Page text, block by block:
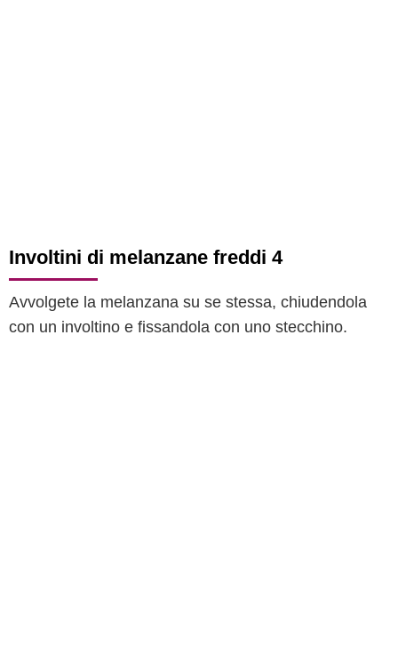
Involtini di melanzane freddi 4
Avvolgete la melanzana su se stessa, chiudendola
con un involtino e fissandola con uno stecchino.